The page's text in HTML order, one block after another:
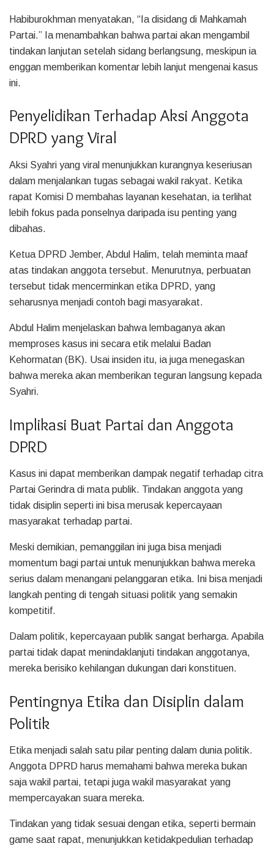
Habiburokhman menyatakan, “Ia disidang di Mahkamah
Partai.” Ia menambahkan bahwa partai akan mengambil
tindakan lanjutan setelah sidang berlangsung, meskipun ia
enggan memberikan komentar lebih lanjut mengenai kasus
ini.
Penyelidikan Terhadap Aksi Anggota
DPRD yang Viral
Aksi Syahri yang viral menunjukkan kurangnya keseriusan
dalam menjalankan tugas sebagai wakil rakyat. Ketika
rapat Komisi D membahas layanan kesehatan, ia terlihat
lebih fokus pada ponselnya daripada isu penting yang
dibahas.
Ketua DPRD Jember, Abdul Halim, telah meminta maaf
atas tindakan anggota tersebut. Menurutnya, perbuatan
tersebut tidak mencerminkan etika DPRD, yang
seharusnya menjadi contoh bagi masyarakat.
Abdul Halim menjelaskan bahwa lembaganya akan
memproses kasus ini secara etik melalui Badan
Kehormatan (BK). Usai insiden itu, ia juga menegaskan
bahwa mereka akan memberikan teguran langsung kepada
Syahri.
Implikasi Buat Partai dan Anggota
DPRD
Kasus ini dapat memberikan dampak negatif terhadap citra
Partai Gerindra di mata publik. Tindakan anggota yang
tidak disiplin seperti ini bisa merusak kepercayaan
masyarakat terhadap partai.
Meski demikian, pemanggilan ini juga bisa menjadi
momentum bagi partai untuk menunjukkan bahwa mereka
serius dalam menangani pelanggaran etika. Ini bisa menjadi
langkah penting di tengah situasi politik yang semakin
kompetitif.
Dalam politik, kepercayaan publik sangat berharga. Apabila
partai tidak dapat menindaklanjuti tindakan anggotanya,
mereka berisiko kehilangan dukungan dari konstituen.
Pentingnya Etika dan Disiplin dalam
Politik
Etika menjadi salah satu pilar penting dalam dunia politik.
Anggota DPRD harus memahami bahwa mereka bukan
saja wakil partai, tetapi juga wakil masyarakat yang
mempercayakan suara mereka.
Tindakan yang tidak sesuai dengan etika, seperti bermain
game saat rapat, menunjukkan ketidakpedulian terhadap